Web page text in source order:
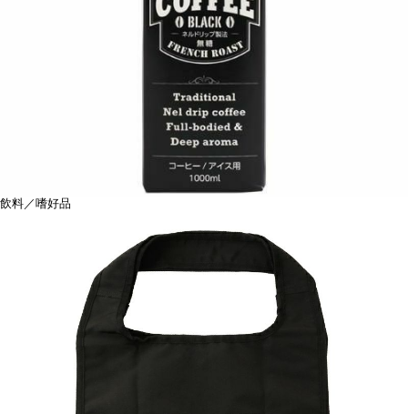
飲料／嗜好品